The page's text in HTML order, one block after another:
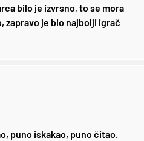
bilo je izvrsno, to se mora
zapravo je bio najbolji igrač
puno iskakao, puno čitao.